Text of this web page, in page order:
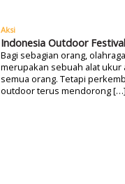
Aksi
Indonesia Outdoor
Bagi sebagian orang,
merupakan sebuah alat
semua orang. Tetapi
outdoor terus mendorong […]